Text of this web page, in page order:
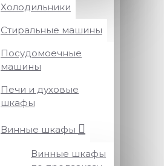
Холодильники
Стиральные машины
Посудомоечные
машины
Печи и духовые
шкафы
Винные шкафы
Винные шкафы